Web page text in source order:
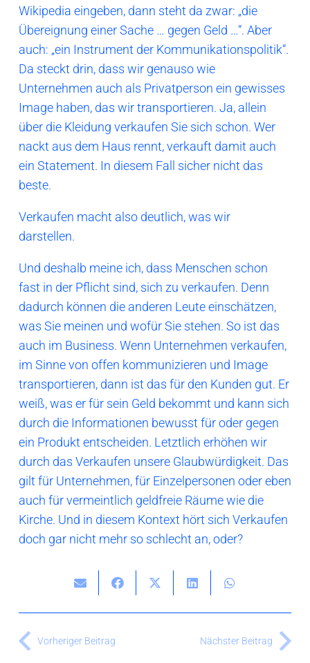
Wikipedia eingeben, dann steht da zwar: „die
Übereignung einer Sache … gegen Geld …“. Aber
auch: „ein Instrument der Kommunikationspolitik“.
Da steckt drin, dass wir genauso wie
Unternehmen auch als Privatperson ein gewisses
Image haben, das wir transportieren. Ja, allein
über die Kleidung verkaufen Sie sich schon. Wer
nackt aus dem Haus rennt, verkauft damit auch
ein Statement. In diesem Fall sicher nicht das
beste.
Verkaufen macht also deutlich, was wir
darstellen.
Und deshalb meine ich, dass Menschen schon
fast in der Pflicht sind, sich zu verkaufen. Denn
dadurch können die anderen Leute einschätzen,
was Sie meinen und wofür Sie stehen. So ist das
auch im Business. Wenn Unternehmen verkaufen,
im Sinne von offen kommunizieren und Image
transportieren, dann ist das für den Kunden gut. Er
weiß, was er für sein Geld bekommt und kann sich
durch die Informationen bewusst für oder gegen
ein Produkt entscheiden. Letztlich erhöhen wir
durch das Verkaufen unsere Glaubwürdigkeit. Das
gilt für Unternehmen, für Einzelpersonen oder eben
auch für vermeintlich geldfreie Räume wie die
Kirche. Und in diesem Kontext hört sich Verkaufen
doch gar nicht mehr so schlecht an, oder?
Vorheriger Beitrag Nächster Beitrag